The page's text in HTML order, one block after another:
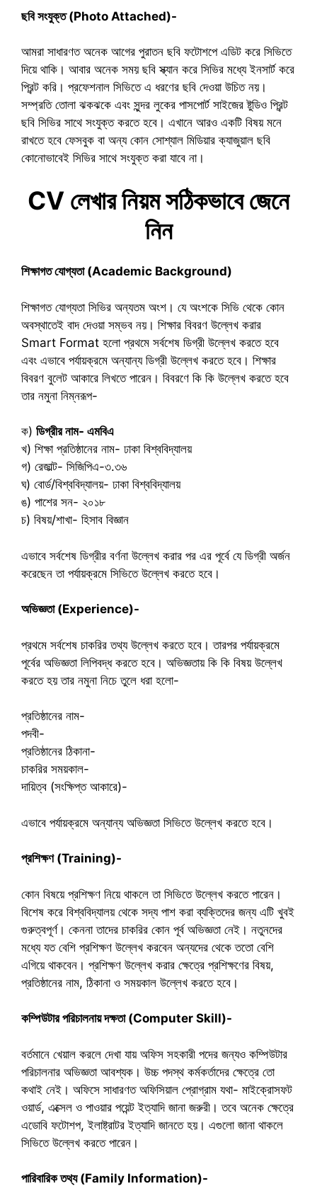
ছবি সংযুক্ত (Photo Attached)-
আমরা সাধারণত অনেক আগের পুরাতন ছবি ফটোশপে এডিট করে সিভিতে
দিয়ে থাকি। আবার অনেক সময় ছবি স্ক্যান করে সিভির মধ্যে ইনসার্ট করে
প্রিন্ট করি। প্রফেশনাল সিভিতে এ ধরণের ছবি দেওয়া উচিত নয়।
সম্প্রতি তোলা ঝকঝকে এবং সুন্দর লুকের পাসপোর্ট সাইজের ষ্টুডিও প্রিন্ট
ছবি সিভির সাথে সংযুক্ত করতে হবে। এখানে আরও একটি বিষয় মনে
রাখতে হবে ফেসবুক বা অন্য কোন সোশ্যাল মিডিয়ার ক্যাজুয়াল ছবি
কোনোভাবেই সিভির সাথে সংযুক্ত করা যাবে না।
CV লেখার নিয়ম সঠিকভাবে জেনে
নিন
শিক্ষাগত যোগ্যতা (Academic Background)
শিক্ষাগত যোগ্যতা সিভির অন্যতম অংশ। যে অংশকে সিভি থেকে কোন
অবস্থাতেই বাদ দেওয়া সম্ভব নয়। শিক্ষার বিবরণ উল্লেখ করার
Smart Format হলো প্রথমে সর্বশেষ ডিগ্রী উল্লেখ করতে হবে
এবং এভাবে পর্যায়ক্রমে অন্যান্য ডিগ্রী উল্লেখ করতে হবে। শিক্ষার
বিবরণ বুলেট আকারে লিখতে পারেন। বিবরণে কি কি উল্লেখ করতে হবে
তার নমুনা নিম্নরূপ-
ক) ডিগ্রীর নাম- এমবিএ
খ) শিক্ষা প্রতিষ্ঠানের নাম- ঢাকা বিশ্ববিদ্যালয়
গ) রেজাল্ট- সিজিপিএ-৩.৩৬
ঘ) বোর্ড/বিশ্ববিদ্যালয়- ঢাকা বিশ্ববিদ্যালয়
ঙ) পাশের সন- ২০১৮
চ) বিষয়/শাখা- হিসাব বিজ্ঞান
এভাবে সর্বশেষ ডিগ্রীর বর্ণনা উল্লেখ করার পর এর পূর্বে যে ডিগ্রী অর্জন
করেছেন তা পর্যায়ক্রমে সিভিতে উল্লেখ করতে হবে।
অভিজ্ঞতা (Experience)-
প্রথমে সর্বশেষ চাকরির তথ্য উল্লেখ করতে হবে। তারপর পর্যায়ক্রমে
পূর্বের অভিজ্ঞতা লিপিবদ্ধ করতে হবে। অভিজ্ঞতায় কি কি বিষয় উল্লেখ
করতে হয় তার নমুনা নিচে তুলে ধরা হলো-
প্রতিষ্ঠানের নাম-
পদবী-
প্রতিষ্ঠানের ঠিকানা-
চাকরির সময়কাল-
দায়িত্ব (সংক্ষিপ্ত আকারে)-
এভাবে পর্যায়ক্রমে অন্যান্য অভিজ্ঞতা সিভিতে উল্লেখ করতে হবে।
প্রশিক্ষণ (Training)-
কোন বিষয়ে প্রশিক্ষণ নিয়ে থাকলে তা সিভিতে উল্লেখ করতে পারেন।
বিশেষ করে বিশ্ববিদ্যালয় থেকে সদ্য পাশ করা ব্যক্তিদের জন্য এটি খুবই
গুরুত্বপূর্ণ। কেননা তাদের চাকরির কোন পূর্ব অভিজ্ঞতা নেই। নতুনদের
মধ্যে যত বেশি প্রশিক্ষণ উল্লেখ করবেন অন্যদের থেকে ততো বেশি
এগিয়ে থাকবেন। প্রশিক্ষণ উল্লেখ করার ক্ষেত্রে প্রশিক্ষণের বিষয়,
প্রতিষ্ঠানের নাম, ঠিকানা ও সময়কাল উল্লেখ করতে হবে।
কম্পিউটার পরিচালনায় দক্ষতা (Computer Skill)-
বর্তমানে খেয়াল করলে দেখা যায় অফিস সহকারী পদের জন্যও কম্পিউটার
পরিচালনার অভিজ্ঞতা আবশ্যক। উচ্চ পদস্থ কর্মকর্তাদের ক্ষেত্রে তো
কথাই নেই। অফিসে সাধারণত অফিসিয়াল প্রোগ্রাম যথা- মাইক্রোসফট
ওয়ার্ড, এক্সেল ও পাওয়ার পয়েন্ট ইত্যাদি জানা জরুরী। তবে অনেক ক্ষেত্রে
এডোবি ফটোশপ, ইলাষ্ট্রাটর ইত্যাদি জানতে হয়। এগুলো জানা থাকলে
সিভিতে উল্লেখ করতে পারেন।
পারিবারিক তথ্য (Family Information)-